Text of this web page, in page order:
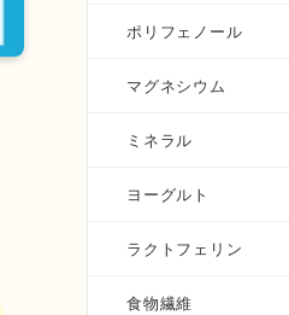
ポリフェノール
マグネシウム
ミネラル
ヨーグルト
ラクトフェリン
食物繊維